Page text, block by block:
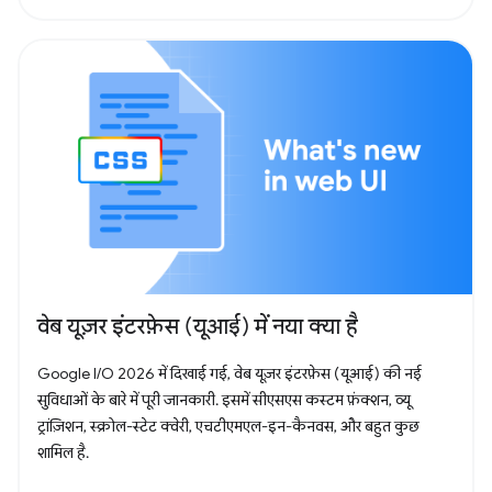
वेब यूज़र इंटरफ़ेस (यूआई) में नया क्या है
Google I/O 2026 में दिखाई गई, वेब यूज़र इंटरफ़ेस (यूआई) की नई
सुविधाओं के बारे में पूरी जानकारी. इसमें सीएसएस कस्टम फ़ंक्शन, व्यू
ट्रांज़िशन, स्क्रोल-स्टेट क्वेरी, एचटीएमएल-इन-कैनवस, और बहुत कुछ
शामिल है.